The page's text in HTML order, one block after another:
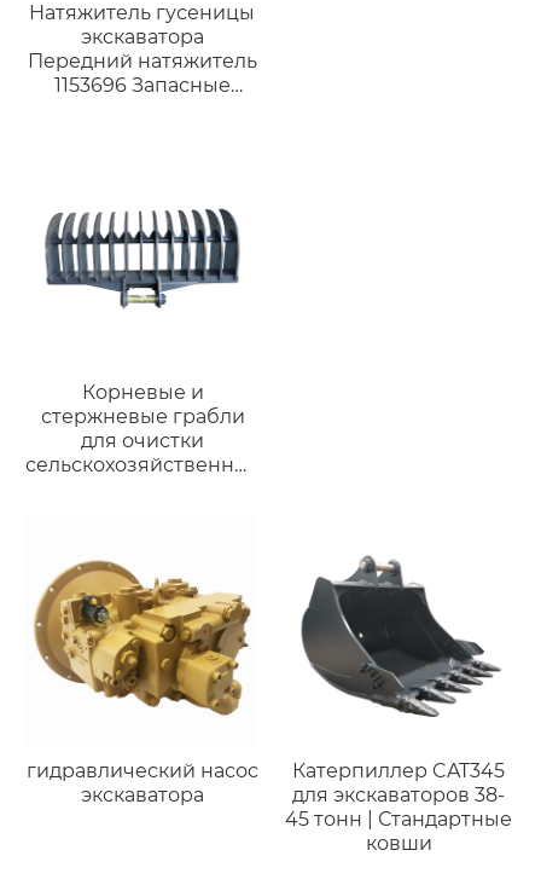
Натяжитель гусеницы
экскаватора
Передний натяжитель
1153696 Запасные
Корневые и
стержневые грабли
для очистки
сельскохозяйственных
PC200 (18-27 тонн)
гидравлический насос
экскаватора
Катерпиллер CAT345
для экскаваторов 38-
45 тонн | Стандартные
ковши